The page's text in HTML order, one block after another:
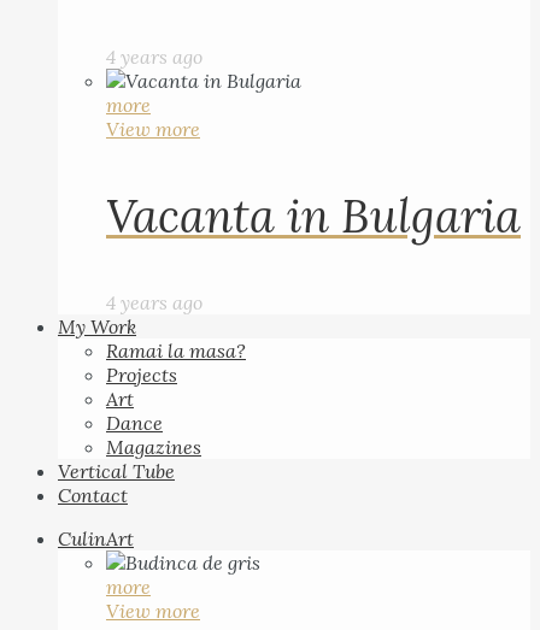
4 years ago
more
View more
Vacanta in Bulgaria
4 years ago
My Work
Ramai la masa?
Projects
Art
Dance
Magazines
Vertical Tube
Contact
CulinArt
more
View more